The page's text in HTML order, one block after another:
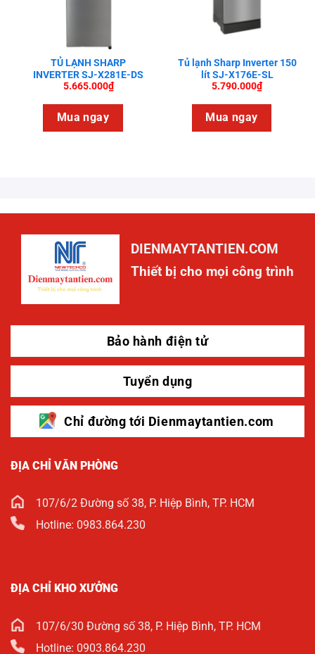
TỦ LẠNH SHARP
INVERTER SJ-X281E-DS
5.665.000₫
Mua ngay
Tủ lạnh Sharp Inverter 150
lít SJ-X176E-SL
5.790.000₫
Mua ngay
DIENMAYTANTIEN.COM
Thiết bị cho mọi công trình
Bảo hành điện tử
Tuyển dụng
Chỉ đường tới Dienmaytantien.com
ĐỊA CHỈ VĂN PHÒNG
107/6/2 Đường số 38, P. Hiệp Bình, TP. HCM
Hotline: 0983.864.230
ĐỊA CHỈ KHO XƯỞNG
107/6/30 Đường số 38, P. Hiệp Bình, TP. HCM
Hotline: 0903.864.230